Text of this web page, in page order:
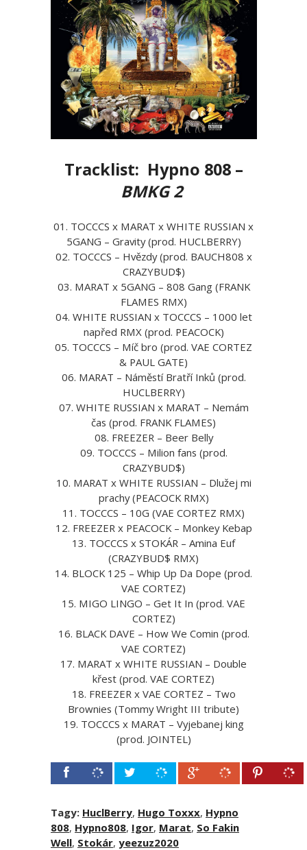
Tracklist: Hypno 808 –
BMKG 2
01. TOCCCS x MARAT x WHITE RUSSIAN x
5GANG – Gravity (prod. HUCLBERRY)
02. TOCCCS – Hvězdy (prod. BAUCH808 x
CRAZYBUD$)
03. MARAT x 5GANG – 808 Gang (FRANK
FLAMES RMX)
04. WHITE RUSSIAN x TOCCCS – 1000 let
napřed RMX (prod. PEACOCK)
05. TOCCCS – Míč bro (prod. VAE CORTEZ
& PAUL GATE)
06. MARAT – Náměstí Bratří Inků (prod.
HUCLBERRY)
07. WHITE RUSSIAN x MARAT – Nemám
čas (prod. FRANK FLAMES)
08. FREEZER – Beer Belly
09. TOCCCS – Milion fans (prod.
CRAZYBUD$)
10. MARAT x WHITE RUSSIAN – Dlužej mi
prachy (PEACOCK RMX)
11. TOCCCS – 10G (VAE CORTEZ RMX)
12. FREEZER x PEACOCK – Monkey Kebap
13. TOCCCS x STOKÁR – Amina Euf
(CRAZYBUD$ RMX)
14. BLOCK 125 – Whip Up Da Dope (prod.
VAE CORTEZ)
15. MIGO LINGO – Get It In (prod. VAE
CORTEZ)
16. BLACK DAVE – How We Comin (prod.
VAE CORTEZ)
17. MARAT x WHITE RUSSIAN – Double
křest (prod. VAE CORTEZ)
18. FREEZER x VAE CORTEZ – Two
Brownies (Tommy Wright III tribute)
19. TOCCCS x MARAT – Vyjebanej king
(prod. JOINTEL)
Tagy: HuclBerry, Hugo Toxxx, Hypno
808, Hypno808, Igor, Marat, So Fakin
Well, Stokár, yeezuz2020